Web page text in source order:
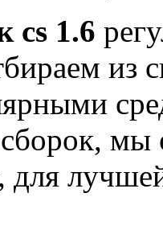
cs 1.6
из
мы
для